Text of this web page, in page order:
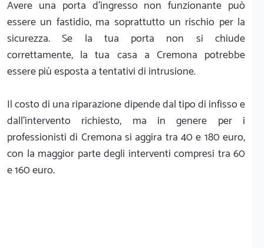
Avere una porta d'ingresso non funzionante può
essere un fastidio, ma soprattutto un rischio per la
sicurezza. Se la tua porta non si chiude
correttamente, la tua casa a Cremona potrebbe
essere più esposta a tentativi di intrusione.
Il costo di una riparazione dipende dal tipo di infisso e
dall'intervento richiesto, ma in genere per i
professionisti di Cremona si aggira tra 40 e 180 euro,
con la maggior parte degli interventi compresi tra 60
e 160 euro.